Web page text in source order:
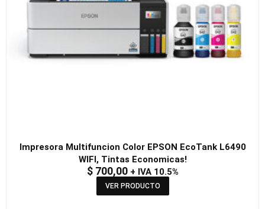
Impresora Multifuncion Color EPSON EcoTank L6490
WIFI, Tintas Economicas!
$700,00+ IVA 10.5%
VER PRODUCTO